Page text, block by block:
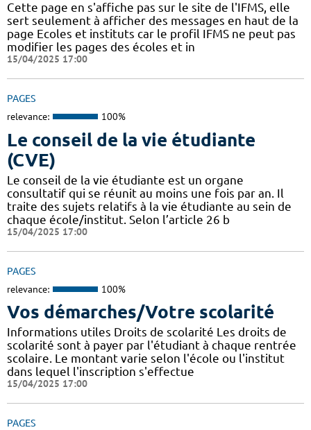
Cette page en s'affiche pas sur le site de l'IFMS, elle
sert seulement à afficher des messages en haut de la
page Ecoles et instituts car le profil IFMS ne peut pas
modifier les pages des écoles et in
15/04/2025 17:00
PAGES
relevance: 100%
Le conseil de la vie étudiante
(CVE)
Le conseil de la vie étudiante est un organe
consultatif qui se réunit au moins une fois par an. Il
traite des sujets relatifs à la vie étudiante au sein de
chaque école/institut. Selon l’article 26 b
15/04/2025 17:00
PAGES
relevance: 100%
Vos démarches/Votre scolarité
Informations utiles Droits de scolarité Les droits de
scolarité sont à payer par l'étudiant à chaque rentrée
scolaire. Le montant varie selon l'école ou l'institut
dans lequel l'inscription s'effectue
15/04/2025 17:00
PAGES